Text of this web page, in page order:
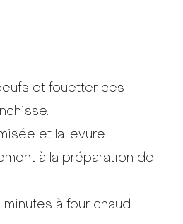
et fouetter ces
et la levure.
à la préparation de
à four chaud.